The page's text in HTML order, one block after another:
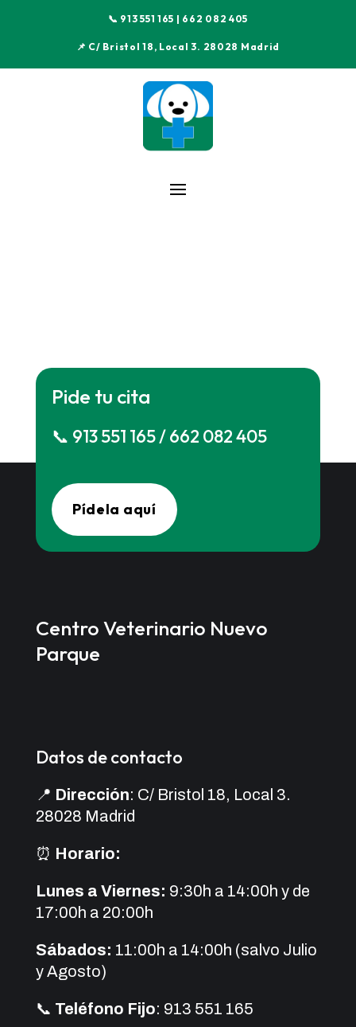
📞 913 551 165 | 662 082 405
📌 C/ Bristol 18, Local 3. 28028 Madrid
Pide tu cita
📞 913 551 165 / 662 082 405
Pídela aquí
Centro Veterinario Nuevo
Parque
Datos de contacto
📍 Dirección: C/ Bristol 18, Local 3.
28028 Madrid
⏰ Horario:
Lunes a Viernes: 9:30h a 14:00h y de
17:00h a 20:00h
Sábados: 11:00h a 14:00h (salvo Julio
y Agosto)
📞 Teléfono Fijo: 913 551 165